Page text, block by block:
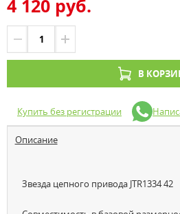
4 120 руб.
В
Купить без регистрации
Описание
Звезда цепного привода JTR1334 42